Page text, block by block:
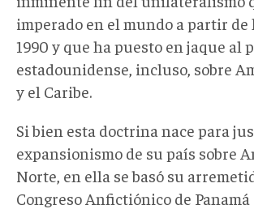
imperado en el mundo a partir de
1990 y que ha puesto en jaque al
estadounidense, incluso, sobre
y el Caribe.
Si bien esta doctrina nace para
expansionismo de su país sobre
Norte, en ella se basó su
Congreso Anfictiónico de Panamá